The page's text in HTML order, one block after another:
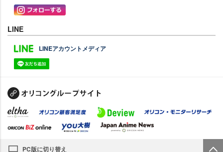
LINE
LINEアカウントメディア
PC版に切り替え